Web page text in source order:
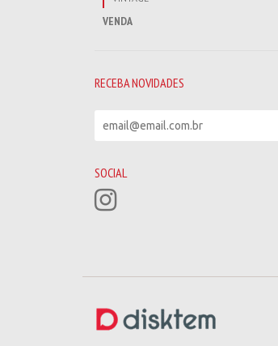
VENDA
RECEBA NOVIDADES
e
b
a
n
d
d
e
SOCIAL